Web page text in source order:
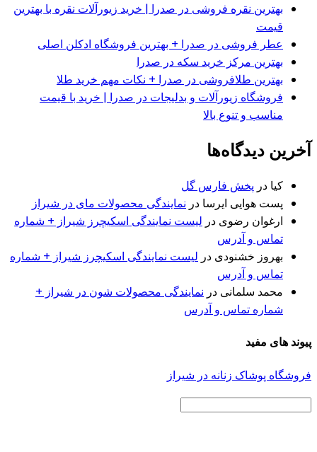
بهترین نقره فروشی در صدرا | خرید زیورآلات نقره با بهترین
قیمت
عطر فروشی در صدرا + بهترین فروشگاه ادکلن اصلی
بهترین مرکز خرید سکه در صدرا
بهترین طلافروشی در صدرا + نکات مهم خرید طلا
فروشگاه زیورآلات و بدلیجات در صدرا | خرید با قیمت
مناسب و تنوع بالا
آخرین دیدگاه‌ها
کیا در پخش فارس گل
پست هوایی ایرسا در نمایندگی محصولات مای در شیراز
ارغوان رضوی در لیست نمایندگی اسکیچرز شیراز + شماره
تماس و آدرس
بهروز خشنودی در لیست نمایندگی اسکیچرز شیراز + شماره
تماس و آدرس
محمد سلمانی در نمایندگی محصولات شون در شیراز +
شماره تماس و آدرس
پیوند های مفید
فروشگاه پوشاک زنانه در شیراز